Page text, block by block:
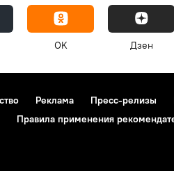
OK Дзен
Реклама Пресс-релизы
Правила применения